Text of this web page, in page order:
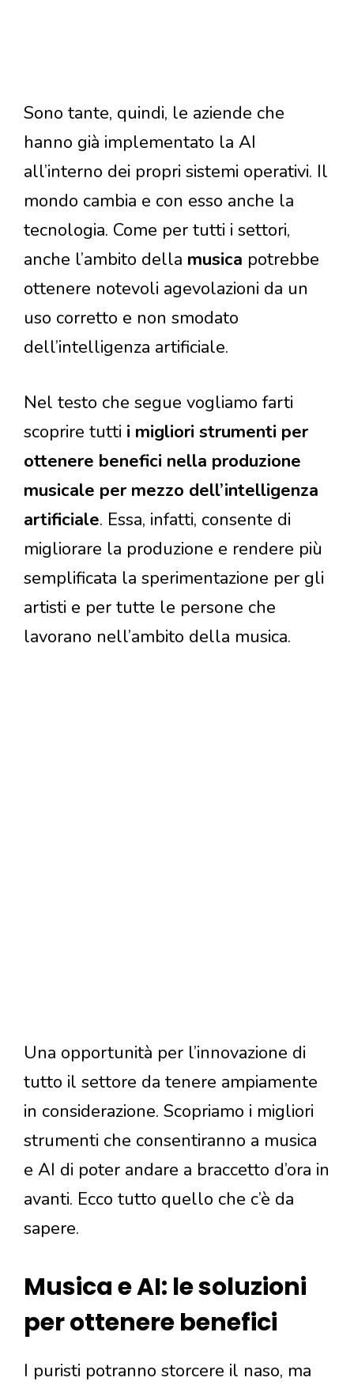
Sono tante, quindi, le aziende che
hanno già implementato la AI
all’interno dei propri sistemi operativi. Il
mondo cambia e con esso anche la
tecnologia. Come per tutti i settori,
anche l’ambito della musica potrebbe
ottenere notevoli agevolazioni da un
uso corretto e non smodato
dell’intelligenza artificiale.
Nel testo che segue vogliamo farti
scoprire tutti i migliori strumenti per
ottenere benefici nella produzione
musicale per mezzo dell’intelligenza
artificiale. Essa, infatti, consente di
migliorare la produzione e rendere più
semplificata la sperimentazione per gli
artisti e per tutte le persone che
lavorano nell’ambito della musica.
Una opportunità per l’innovazione di
tutto il settore da tenere ampiamente
in considerazione. Scopriamo i migliori
strumenti che consentiranno a musica
e AI di poter andare a braccetto d’ora in
avanti. Ecco tutto quello che c’è da
sapere.
Musica e AI: le soluzioni
per ottenere benefici
I puristi potranno storcere il naso, ma